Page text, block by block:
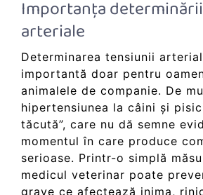
Importanța
arteriale
Determinarea tensiunii
importantă doar pentru
animalele de companie. De
hipertensiunea la câini și
tăcută”, care nu dă semne
momentul în care produce
serioase. Printr-o simplă
medicul veterinar poate
grave ce afectează inima,